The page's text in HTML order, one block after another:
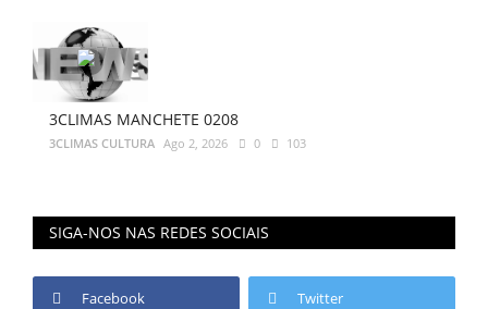
3CLIMAS MANCHETE 0208
3CLIMAS CULTURA Ago 2, 2026 0 103
SIGA-NOS NAS REDES SOCIAIS
Facebook Twitter